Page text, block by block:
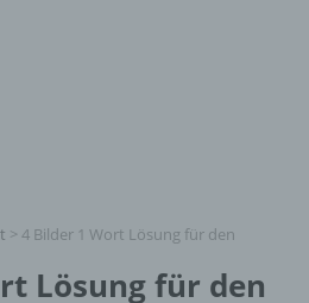
> 4 Bilder 1 Wort Lösung für den
Lösung für den